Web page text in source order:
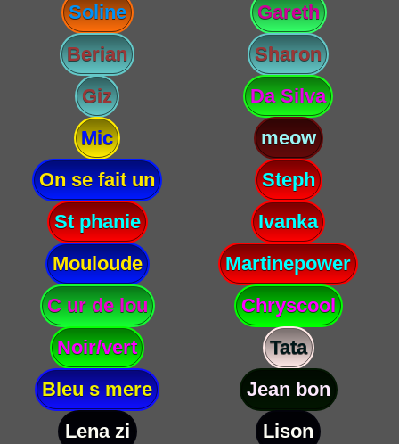
Soline
Gareth
Berian
Sharon
Giz
Da Silva
Mic
meow
On se fait un
Steph
St phanie
Ivanka
Mouloude
Martinepower
C ur de lou
Chryscool
Noir/vert
Tata
Bleu s mere
Jean bon
Lena zi
Lison